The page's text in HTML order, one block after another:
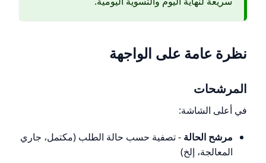
نظرة عامة على الواجهة
المرشحات
في أعلى الشاشة:
مرشح الحالة - تصفية حسب حالة الطلب (مكتمل، جاري
المعالجة، إلخ)